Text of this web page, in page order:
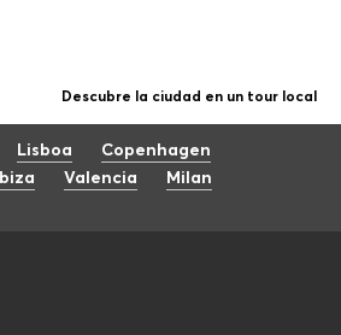
Descubre la ciudad en un tour local
Lisboa
Copenhagen
Ibiza Valencia
Milan